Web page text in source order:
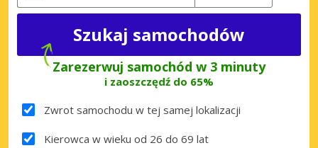
Zarezerwuj samochód w 3 minuty
i zaoszczędź do 65%
Zwrot samochodu w tej samej lokalizacji
Kierowca w wieku od 26 do 69 lat